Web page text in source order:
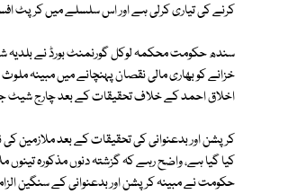
کرنے کی تیاری کرلی ہے اور اس سلسلے میں کرپٹ
سندھ حکومت محکمہ لوکل گورنمنٹ بورڈ نے بلدیہ
خزانے کو بھاری مالی نقصان پہنچانے میں مبینہ
اخلاق احمد کے خلاف تحقیقات کے بعد چارج شیٹ
کرپشن اور بدعنوانی کی تحقیقات کے بعد ملازمین
کیا گیا ہے، واضح رہے کہ گزشتہ دنوں مذکورہ تینوں
حکومت نے مبینہ کرپشن اور بدعنوانی کے سنگین